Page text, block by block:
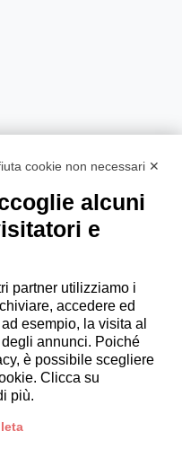
cookie non necessari ✕
alcuni
e
partner utilizziamo i
accedere ed
esempio, la visita al
annunci. Poiché
è possibile scegliere
Clicca su
più.